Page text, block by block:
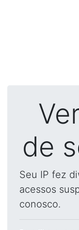
de
Seu IP fez
acessos
conosco.